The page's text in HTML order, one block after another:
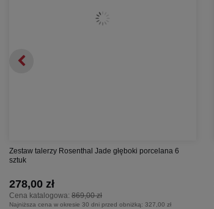
Zestaw talerzy Rosenthal Jade głęboki porcelana 6
sztuk
Cena katalogowa: 869,00 zł
278,00 zł
Najniższa cena w okresie 30 dni przed obniżką: 327,00 zł